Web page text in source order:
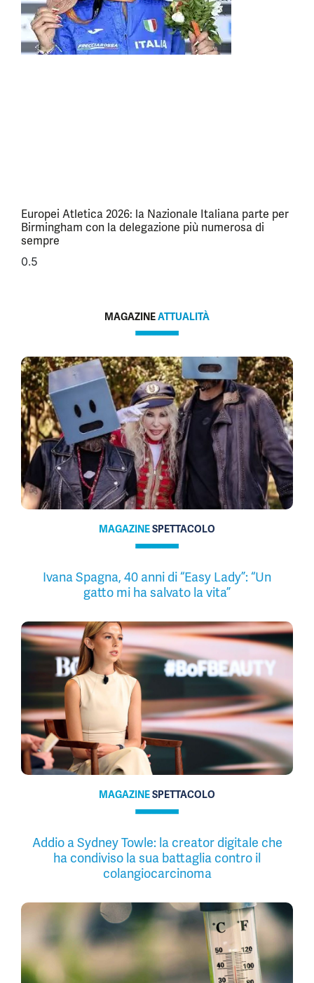
Europei Atletica 2026: la Nazionale Italiana parte per
Birmingham con la delegazione più numerosa di
sempre
MAGAZINEATTUALITÀ
MAGAZINESPETTACOLO
Ivana Spagna, 40 anni di “Easy Lady”: “Un
gatto mi ha salvato la vita”
MAGAZINESPETTACOLO
Addio a Sydney Towle: la creator digitale che
ha condiviso la sua battaglia contro il
colangiocarcinoma